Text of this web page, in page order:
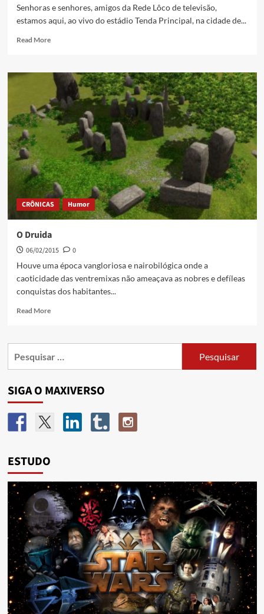
Senhoras e senhores, amigos da Rede Lôco de televisão,
estamos aqui, ao vivo do estádio Tenda Principal, na cidade de...
Read More
CRÔNICAS Humor
O Druida
06/02/2015
0
Houve uma época vangloriosa e nairobilógica onde a
caoticidade das ventremixas não ameaçava as nobres e defíleas
conquistas dos habitantes...
Read More
SIGA O MAXIVERSO
ESTUDO